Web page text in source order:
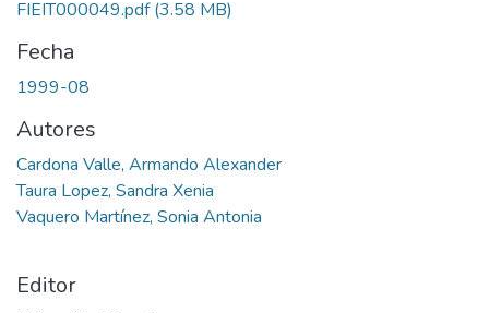
FIEIT000049.pdf(3.58 MB)
Fecha
1999-08
Autores
Cardona Valle, Armando Alexander
Taura Lopez, Sandra Xenia
Vaquero Martínez, Sonia Antonia
Editor